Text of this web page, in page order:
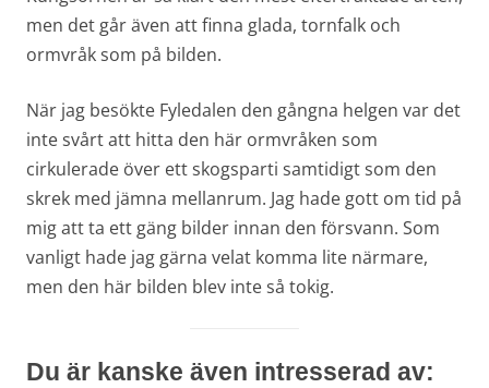
men det går även att finna glada, tornfalk och
ormvråk som på bilden.
När jag besökte Fyledalen den gångna helgen var det
inte svårt att hitta den här ormvråken som
cirkulerade över ett skogsparti samtidigt som den
skrek med jämna mellanrum. Jag hade gott om tid på
mig att ta ett gäng bilder innan den försvann. Som
vanligt hade jag gärna velat komma lite närmare,
men den här bilden blev inte så tokig.
Du är kanske även intresserad av: